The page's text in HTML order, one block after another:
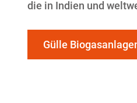
die in Indien und
Gülle